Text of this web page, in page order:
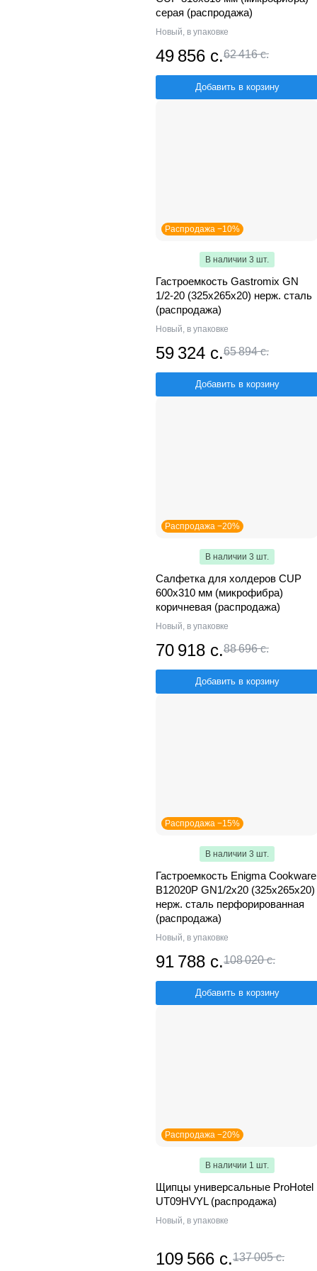
серая (распродажа)
Новый, в упаковке
49 856 с.62 416 с.
Добавить в корзину
Распродажа −10%
В наличии 3 шт.
Гастроемкость Gastromix GN
1/2-20 (325х265х20) нерж. сталь
(распродажа)
Новый, в упаковке
59 324 с.65 894 с.
Добавить в корзину
Распродажа −20%
В наличии 3 шт.
Салфетка для холдеров CUP
600х310 мм (микрофибра)
коричневая (распродажа)
Новый, в упаковке
70 918 с.88 696 с.
Добавить в корзину
Распродажа −15%
В наличии 3 шт.
Гастроемкость Enigma Cookware
B12020P GN1/2х20 (325х265х20)
нерж. сталь перфорированная
(распродажа)
Новый, в упаковке
91 788 с.108 020 с.
Добавить в корзину
Распродажа −20%
В наличии 1 шт.
Щипцы универсальные ProHotel
UT09HVYL (распродажа)
Новый, в упаковке
109 566 с.137 005 с.